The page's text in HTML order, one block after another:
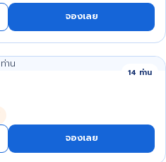
จองเลย
14 ท่าน
จองเลย